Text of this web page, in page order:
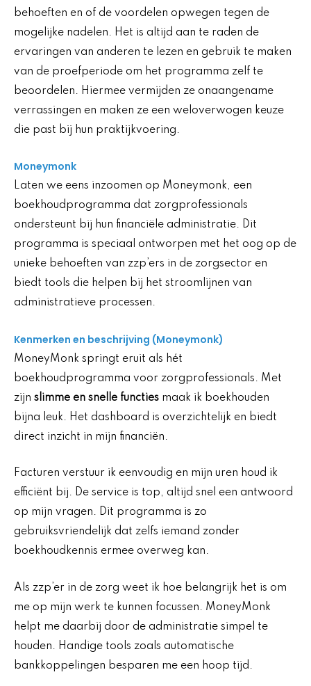
behoeften en of de voordelen opwegen tegen de
mogelijke nadelen. Het is altijd aan te raden de
ervaringen van anderen te lezen en gebruik te maken
van de proefperiode om het programma zelf te
beoordelen. Hiermee vermijden ze onaangename
verrassingen en maken ze een weloverwogen keuze
die past bij hun praktijkvoering.
Moneymonk
Laten we eens inzoomen op Moneymonk, een
boekhoudprogramma dat zorgprofessionals
ondersteunt bij hun financiële administratie. Dit
programma is speciaal ontworpen met het oog op de
unieke behoeften van zzp’ers in de zorgsector en
biedt tools die helpen bij het stroomlijnen van
administratieve processen.
Kenmerken en beschrijving (Moneymonk)
MoneyMonk springt eruit als hét
boekhoudprogramma voor zorgprofessionals. Met
zijn slimme en snelle functies maak ik boekhouden
bijna leuk. Het dashboard is overzichtelijk en biedt
direct inzicht in mijn financiën.
Facturen verstuur ik eenvoudig en mijn uren houd ik
efficiënt bij. De service is top, altijd snel een antwoord
op mijn vragen. Dit programma is zo
gebruiksvriendelijk dat zelfs iemand zonder
boekhoudkennis ermee overweg kan.
Als zzp’er in de zorg weet ik hoe belangrijk het is om
me op mijn werk te kunnen focussen. MoneyMonk
helpt me daarbij door de administratie simpel te
houden. Handige tools zoals automatische
bankkoppelingen besparen me een hoop tijd.